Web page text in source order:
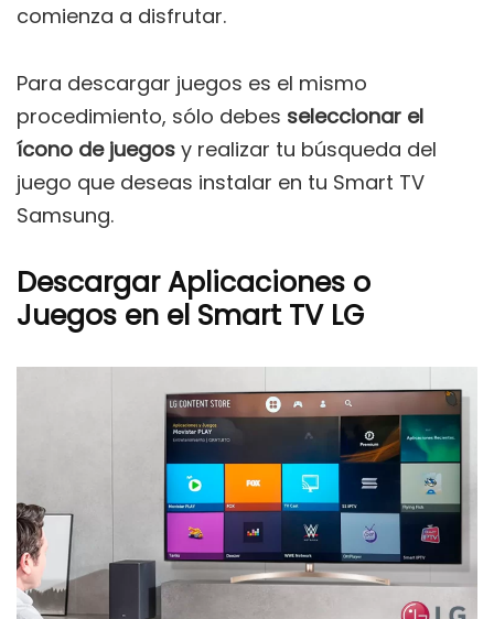
comienza a disfrutar.
Para descargar juegos es el mismo
procedimiento, sólo debes seleccionar el
ícono de juegos y realizar tu búsqueda del
juego que deseas instalar en tu Smart TV
Samsung.
Descargar Aplicaciones o
Juegos en el Smart TV LG